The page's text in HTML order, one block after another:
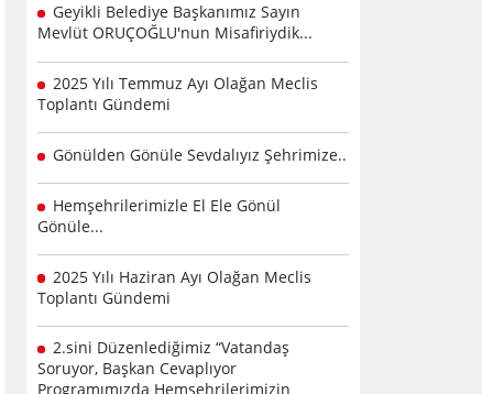
Geyikli Belediye Başkanımız Sayın
Mevlüt ORUÇOĞLU'nun Misafiriydik...
2025 Yılı Temmuz Ayı Olağan Meclis
Toplantı Gündemi
Gönülden Gönüle Sevdalıyız Şehrimize..
Hemşehrilerimizle El Ele Gönül
Gönüle...
2025 Yılı Haziran Ayı Olağan Meclis
Toplantı Gündemi
2.sini Düzenlediğimiz “Vatandaş
Soruyor, Başkan Cevaplıyor
Programımızda Hemşehrilerimizin